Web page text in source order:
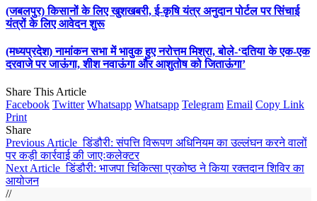
(जबलपुर) किसानों के लिए खुशखबरी, ई-कृषि यंत्र अनुदान पोर्टल पर सिंचाई
यंत्रों के लिए आवेदन शुरू
(मध्यप्रदेश) नामांकन सभा में भावुक हुए नरोत्तम मिश्रा, बोले-‘दतिया के एक-एक
दरवाजे पर जाऊंगा, शीश नवाऊंगा और आशुतोष को जिताऊंगा’
Share This Article
Facebook Twitter Whatsapp Whatsapp Telegram Email Copy Link
Print
Share
Previous Article डिंडौरी: संपत्ति विरूपण अधिनियम का उल्लंघन करने वालों
पर कड़ी कार्रवाई की जाएःकलेक्टर
Next Article डिंडौरी: भाजपा चिकित्सा प्रकोष्ठ ने किया रक्तदान शिविर का
आयोजन
//